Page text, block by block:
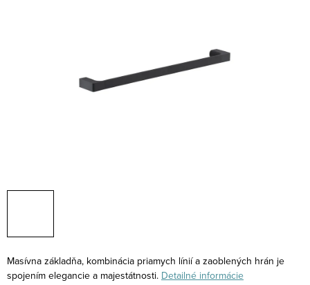
Masívna základňa, kombinácia priamych línií a zaoblených hrán je
spojením elegancie a majestátnosti. Detailné informácie